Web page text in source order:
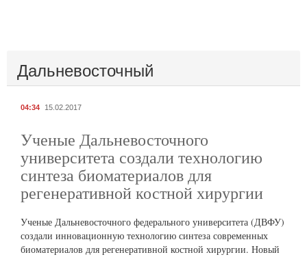
Дальневосточный
04:34 15.02.2017
Ученые Дальневосточного
университета создали технологию
синтеза биоматериалов для
регенеративной костной хирургии
Ученые Дальневосточного федерального университета (ДВФУ)
создали инновационную технологию синтеза современных
биоматериалов для регенеративной костной хирургии. Новый